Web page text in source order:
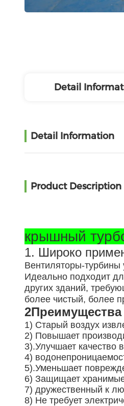
Detail
Detail Information
Product Description
крышный
1. Широко
Вентиляторы-
Идеально подходит
других зданий,
более чистый, более
1) Старый воздух
2) Повышает
3).Улучшает качество
4)
5).Уменьшает
6) Защищает
7) дружественный к
8) Не требует